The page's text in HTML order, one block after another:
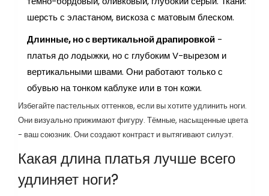
шерсть с эластаном, вискоза с матовым блеском.
Длинные, но с вертикальной драпировкой -
платья до лодыжки, но с глубоким V-вырезом и
вертикальными швами. Они работают только с
обувью на тонком каблуке или в тон кожи.
Избегайте пастельных оттенков, если вы хотите удлинить ноги.
Они визуально прижимают фигуру. Тёмные, насыщенные цвета
- ваш союзник. Они создают контраст и вытягивают силуэт.
Какая длина платья лучше всего
удлиняет ноги?